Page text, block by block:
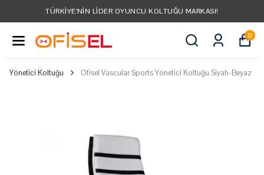
TÜRKIYE'NIN LIDER OYUNCU KOLTUĞU MARKASI!
0
Yönetici Koltuğu Ofisel Vascular Sports Yönetici Koltuğu Siyah-Beyaz